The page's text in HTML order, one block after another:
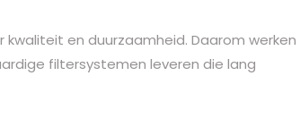
en duurzaamheid. Daarom werken
filtersystemen leveren die lang